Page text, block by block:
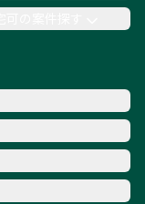
の案件探す